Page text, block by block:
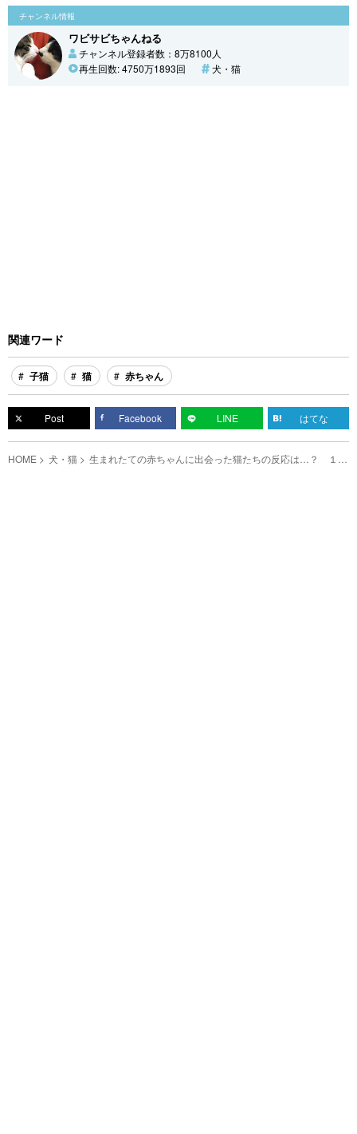
チャンネル情報
ワビサビちゃんねる
チャンネル登録者数：8万8100人
再生回数: 4750万1893回
犬・猫
関連ワード
子猫 猫 赤ちゃん
Post Facebook LINE はてな
HOME 犬・猫 生まれたての赤ちゃんに出会った猫たちの反応は…？ １年
後の関係性に感動する